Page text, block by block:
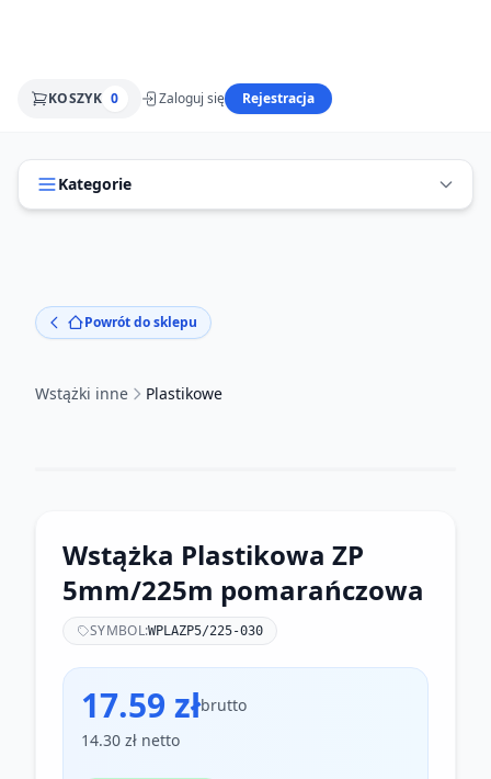
KOSZYK 0 Zaloguj się Rejestracja
Kategorie
Powrót do sklepu
Wstążki inne Plastikowe
Wstążka Plastikowa ZP
5mm/225m pomarańczowa
SYMBOL:WPLAZP5/225-030
17.59 złbrutto
14.30 zł netto